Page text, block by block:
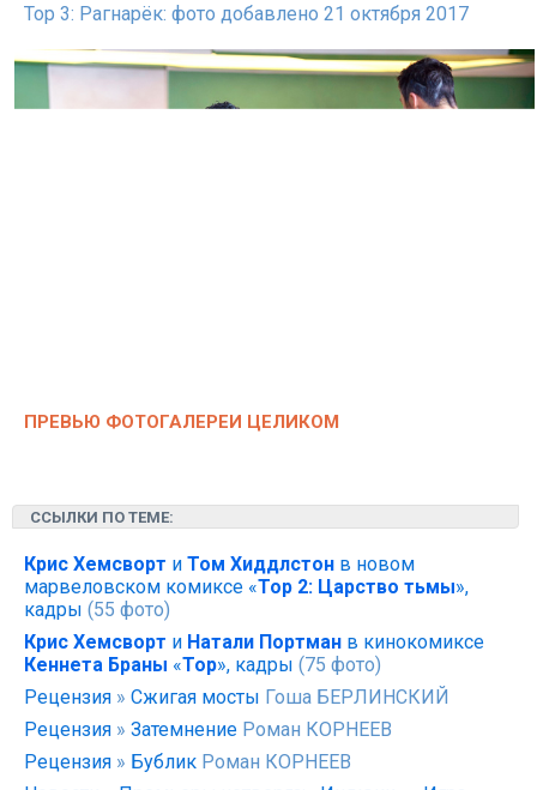
Тор 3: Рагнарёк: фото добавлено 21 октября 2017
ПРЕВЬЮ ФОТОГАЛЕРЕИ ЦЕЛИКОМ
ССЫЛКИ ПО ТЕМЕ:
Крис Хемсворт и Том Хиддлстон в новом
марвеловском комиксе «Тор 2: Царство тьмы»,
кадры (55 фото)
Крис Хемсворт и Натали Портман в кинокомиксе
Кеннета Браны «Тор», кадры (75 фото)
Рецензия » Сжигая мосты Гоша БЕРЛИНСКИЙ
Рецензия » Затемнение Роман КОРНЕЕВ
Рецензия » Бублик Роман КОРНЕЕВ